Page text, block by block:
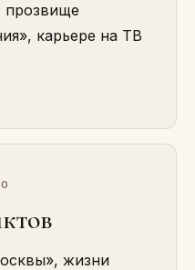
прозвище
карьере на ТВ
жизни